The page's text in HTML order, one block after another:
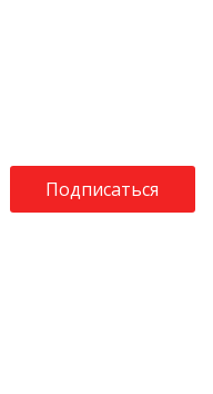
Подписаться